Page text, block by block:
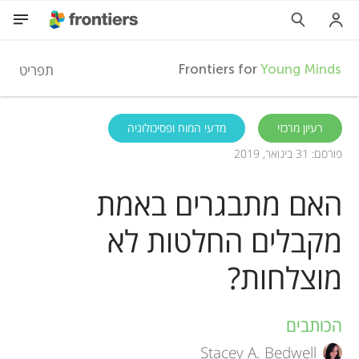
F
r
o
n
t
Frontiers forYoung Minds תפריט
השתתפות
רעיון מרכזי
מדעי המוח ופסיכולוגיה
פורסם: 31 בינואר, 2019
האם מתבגרים באמת
מקבלים החלטות לא
מוצלחות?
A
הכותבים
Stacey A. Bedwell